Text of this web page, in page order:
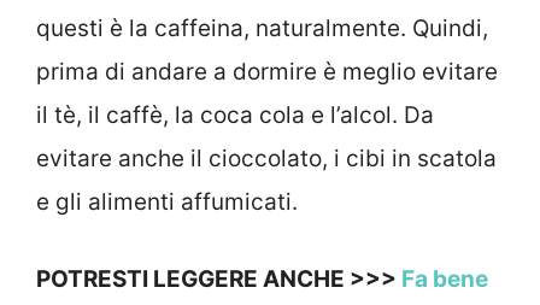
questi è la caffeina, naturalmente. Quindi,
prima di andare a dormire è meglio evitare
il tè, il caffè, la coca cola e l’alcol. Da
evitare anche il cioccolato, i cibi in scatola
e gli alimenti affumicati.
POTRESTI LEGGERE ANCHE >>> Fa bene